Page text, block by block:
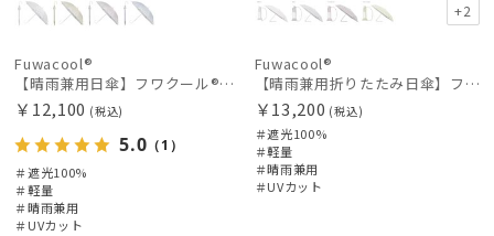
Fuwacool®
【晴雨兼用日傘】フワクール®ホワイト（Fuwacool® White）スパークルブラッシュ 遮光100 UV100
￥12,100 (税込)
5.0 （1）
＃遮光100%
＃軽量
＃晴雨兼用
＃UVカット
+2
Fuwacool®
【晴雨兼用折りたたみ日傘】フワクール®ホワイト（Fuwacool® White）チューブスタイル 遮光100 UV100
￥13,200 (税込)
＃遮光100%
＃軽量
＃晴雨兼用
＃UVカット